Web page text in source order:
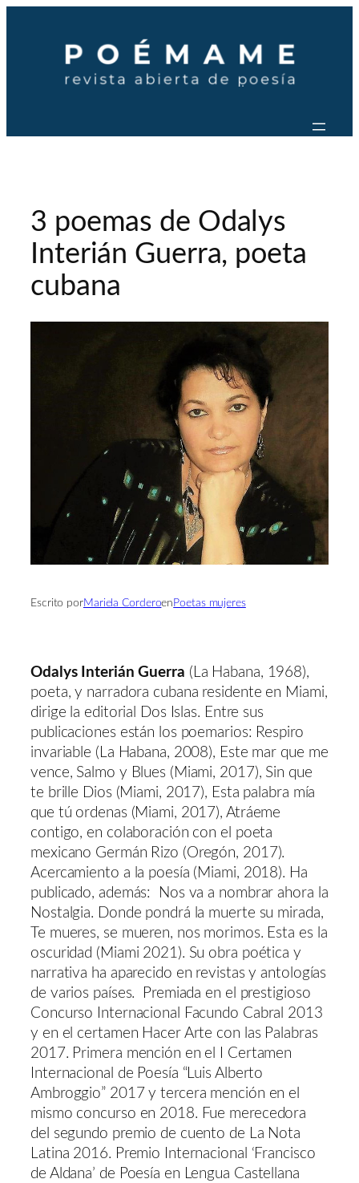
contenido
3 poemas de Odalys
Interián Guerra, poeta
cubana
Escrito porMariela Corderoen Poetas mujeres
Odalys Interián Guerra (La Habana, 1968),
poeta, y narradora cubana residente en Miami,
dirige la editorial Dos Islas. Entre sus
publicaciones están los poemarios: Respiro
invariable (La Habana, 2008), Este mar que me
vence, Salmo y Blues (Miami, 2017), Sin que
te brille Dios (Miami, 2017), Esta palabra mía
que tú ordenas (Miami, 2017), Atráeme
contigo, en colaboración con el poeta
mexicano Germán Rizo (Oregón, 2017).
Acercamiento a la poesía (Miami, 2018). Ha
publicado, además: Nos va a nombrar ahora la
Nostalgia. Donde pondrá la muerte su mirada,
Te mueres, se mueren, nos morimos. Esta es la
oscuridad (Miami 2021). Su obra poética y
narrativa ha aparecido en revistas y antologías
de varios países. Premiada en el prestigioso
Concurso Internacional Facundo Cabral 2013
y en el certamen Hacer Arte con las Palabras
2017. Primera mención en el I Certamen
Internacional de Poesía “Luis Alberto
Ambroggio” 2017 y tercera mención en el
mismo concurso en 2018. Fue merecedora
del segundo premio de cuento de La Nota
Latina 2016. Premio Internacional ‘Francisco
de Aldana’ de Poesía en Lengua Castellana